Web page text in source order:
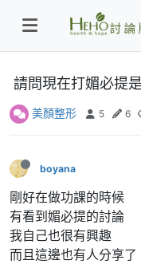
請問現在打媚必提
美顏整形 5 6
boyana
剛好在做功課的時候
有看到媚必提的討論
我自己也很有興趣
而且這邊也有人分享了